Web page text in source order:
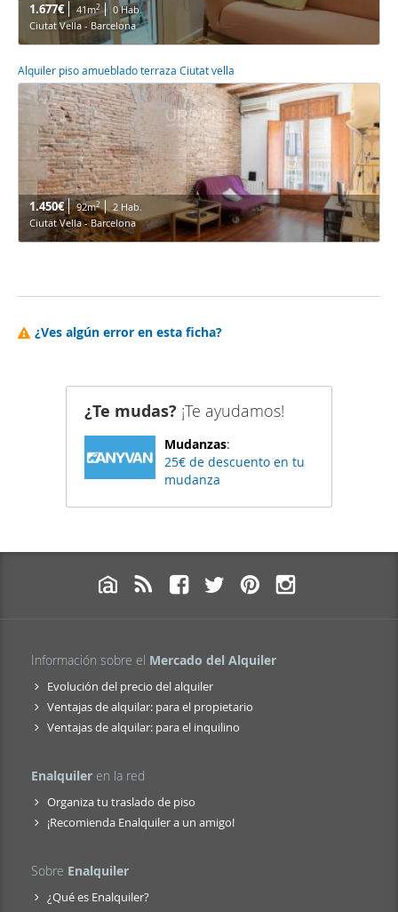
1.677€ 41m2
0 Hab.
Ciutat Vella - Barcelona
Alquiler piso amueblado terraza Ciutat vella
1.450€ 92m2
2 Hab.
Ciutat Vella - Barcelona
¿Ves algún error en esta ficha?
¿Te mudas? ¡Te ayudamos!
Mudanzas:
25€ de descuento en tu
mudanza
Información sobre el Mercado del Alquiler
Evolución del precio del alquiler
Ventajas de alquilar: para el propietario
Ventajas de alquilar: para el inquilino
Enalquiler en la red
Organiza tu traslado de piso
¡Recomienda Enalquiler a un amigo!
Sobre Enalquiler
¿Qué es Enalquiler?